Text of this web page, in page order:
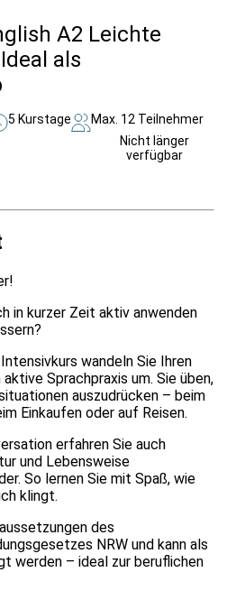
A2 Leichte
als
5 Kurstage Max. 12 Teilnehmer
Nicht länger
verfügbar
in kurzer Zeit aktiv anwenden
wandeln Sie Ihren
Sprachpraxis um. Sie üben,
auszudrücken – beim
Einkaufen oder auf Reisen.
erfahren Sie auch
und Lebensweise
So lernen Sie mit Spaß, wie
klingt.
des
NRW und kann als
werden – ideal zur beruflichen